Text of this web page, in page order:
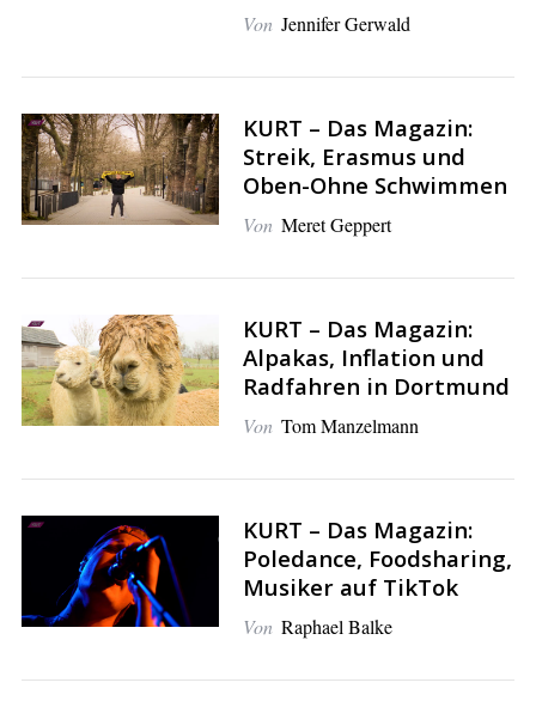
Von Jennifer Gerwald
KURT – Das Magazin:
Streik, Erasmus und
Oben-Ohne Schwimmen
Von Meret Geppert
KURT – Das Magazin:
Alpakas, Inflation und
Radfahren in Dortmund
Von Tom Manzelmann
KURT – Das Magazin:
Poledance, Foodsharing,
Musiker auf TikTok
Von Raphael Balke
a
r
c
h
o